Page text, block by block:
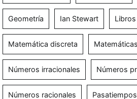
Geometría Ian Stewart Libros
Matemática discreta Matemáticas
Números irracionales Números
Números racionales Pasatiempos